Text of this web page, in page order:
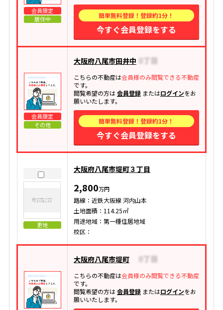
会員限定
居住中
簡単無料登録！登録約1分！
今すぐ会員登録をする
会員限定
その他
大阪府八尾市田井中
こちらの不動産は会員様のみ閲覧できる不動産
です。
閲覧希望の方は会員登録またはログインをお
願いいたします。
簡単無料登録！登録約1分！
今すぐ会員登録をする
更地
大阪府八尾市堤町３丁目
2,800万円
路線：近鉄大阪線 河内山本
土地面積：114.25㎡
用途地域：第一種住居地域
校区：
大阪府八尾市堤町
こちらの不動産は会員様のみ閲覧できる不動産
です。
閲覧希望の方は会員登録またはログインをお
願いいたします。